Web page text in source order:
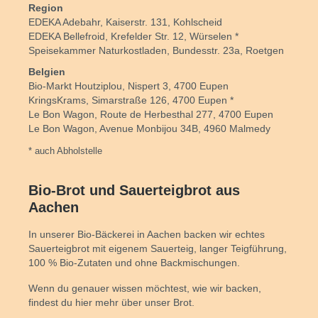
Region
EDEKA Adebahr, Kaiserstr. 131, Kohlscheid
EDEKA Bellefroid, Krefelder Str. 12, Würselen *
Speisekammer Naturkostladen, Bundesstr. 23a, Roetgen
Belgien
Bio-Markt Houtziplou, Nispert 3, 4700 Eupen
KringsKrams, Simarstraße 126, 4700 Eupen *
Le Bon Wagon, Route de Herbesthal 277, 4700 Eupen
Le Bon Wagon, Avenue Monbijou 34B, 4960 Malmedy
* auch Abholstelle
Bio-Brot und Sauerteigbrot aus
Aachen
In unserer Bio-Bäckerei in Aachen backen wir echtes
Sauerteigbrot mit eigenem Sauerteig, langer Teigführung,
100 % Bio-Zutaten und ohne Backmischungen.
Wenn du genauer wissen möchtest, wie wir backen,
findest du hier mehr über unser Brot.